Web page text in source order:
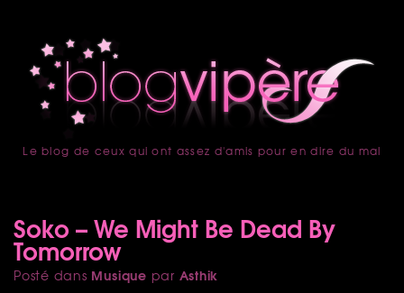
accueil
Le blog de ceux qui ont assez d'amis pour en dire du mal
Soko – We Might Be Dead By
Tomorrow
Posté dans Musique par Asthik